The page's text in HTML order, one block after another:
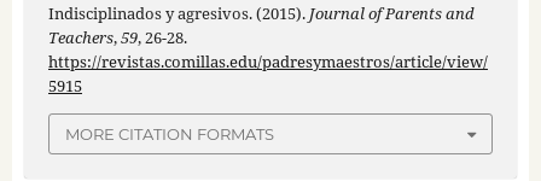
Indisciplinados y agresivos. (2015). Journal of Parents and
Teachers,59, 26-28.
https://revistas.comillas.edu/padresymaestros/article/view/
5915
MORE CITATION FORMATS